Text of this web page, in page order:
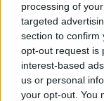
processing of
targeted
section to confirm
opt-out request is
interest-based
us or personal
your opt-out. You
1